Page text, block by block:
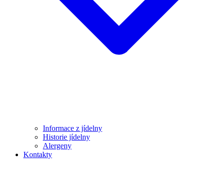
Informace z jídelny
Historie jídelny
Alergeny
Kontakty